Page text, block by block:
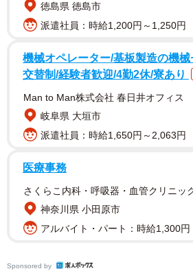
「英語力」を活かして活躍している芸能人1位
さん（2006年撮影）
サイト『テラコヤプラス by Ameba
「英語の習い事に関するアンケート
査で、そのほかの上位の結果と回答
下の通りとなりました。
◇ ◇
徳島県 徳島市
派遣社員：時給1,200円～1,250円
機械オペレーター/基板製造の機
交替制/経験者歓迎/4勤2休/寮あり
Man to Man株式会社 春日井オフィス
岐阜県 大垣市
派遣社員：時給1,650円～2,063円
医療事務
さくらこ内科・呼吸器・血管クリニッ
神奈川県 小田原市
アルバイト・パート：時給1,300円
Sponsored by